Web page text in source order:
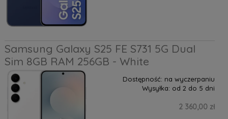
Samsung Galaxy S25 FE S731 5G Dual
Sim 8GB RAM 256GB - White
Dostępność: na wyczerpaniu
Wysyłka: od 2 do 5 dni
2 360,00 zł